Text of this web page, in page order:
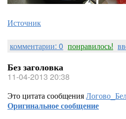
Источник
комментарии: 0 понравилось!
Без заголовка
11-04-2013 20:38
Это цитата сообщения
Оригинальное сообщение